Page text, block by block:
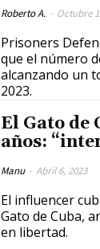
Roberto A. - Octubre
Prisoners
que el número
alcanzando un
2023.
El Gato de
años:
Manu - Abril 6, 2023
El influencer
Gato de Cuba,
en libertad.